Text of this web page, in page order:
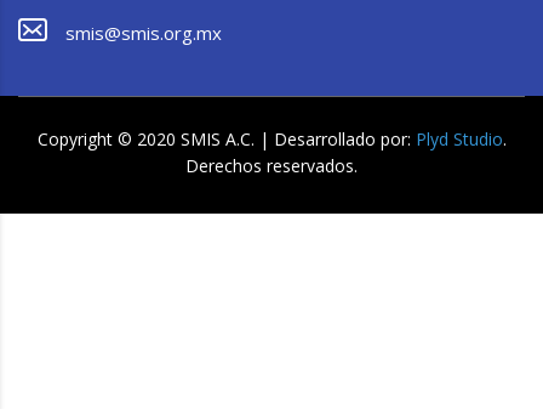
smis@smis.org.mx
Copyright © 2020 SMIS A.C. | Desarrollado por: Plyd Studio.
Derechos reservados.